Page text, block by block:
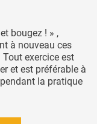
bougez ! » ,
à nouveau ces
exercice est
et est préférable à
la pratique